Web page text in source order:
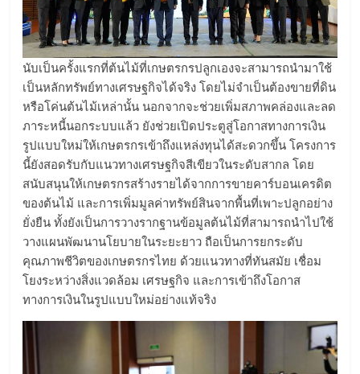
นับเป็นครั้งแรกที่ต้นไม้ที่เกษตรกรปลูกเองจะสามารถนำมาใช้
เป็นหลักทรัพย์ทางเศรษฐกิจได้จริง โดยไม่จำเป็นต้องขายที่ดิน
หรือโค่นต้นไม้เหล่านั้น นอกจากจะช่วยเพิ่มสภาพคล่องและลด
ภาระหนี้นอกระบบแล้ว ยังช่วยเปิดประตูสู่โอกาสทางการเงิน
รูปแบบใหม่ให้เกษตรกรเข้าถึงแหล่งทุนได้สะดวกขึ้น โครงการ
นี้ยังสอดรับกับแนวทางเศรษฐกิจสีเขียวในระดับสากล โดย
สนับสนุนให้เกษตรกรสร้างรายได้จากการขายคาร์บอนเครดิต
ของต้นไม้ และการเพิ่มมูลค่าทรัพย์สินจากพื้นที่เพาะปลูกอย่าง
ยั่งยืน ทั้งยังเป็นการวางรากฐานข้อมูลต้นไม้ที่สามารถนำไปใช้
วางแผนพัฒนานโยบายในระยะยาว ถือเป็นการยกระดับ
คุณภาพชีวิตของเกษตรกรไทย ด้วยแนวทางที่ทันสมัย เชื่อม
โยงระหว่างสิ่งแวดล้อม เศรษฐกิจ และการเข้าถึงโอกาส
ทางการเงินในรูปแบบใหม่อย่างแท้จริง